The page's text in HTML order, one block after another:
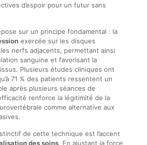
d’espoir pour un futur sans
sur un principe fondamental : la
exercée sur les disques
nerfs adjacents, permettant ainsi
sanguine et favorisant la
Plusieurs études cliniques ont
71 % des patients ressentent un
après plusieurs séances de
renforce la légitimité de la
comme alternative aux
de cette technique est l’accent
des soins. En ajustant la force